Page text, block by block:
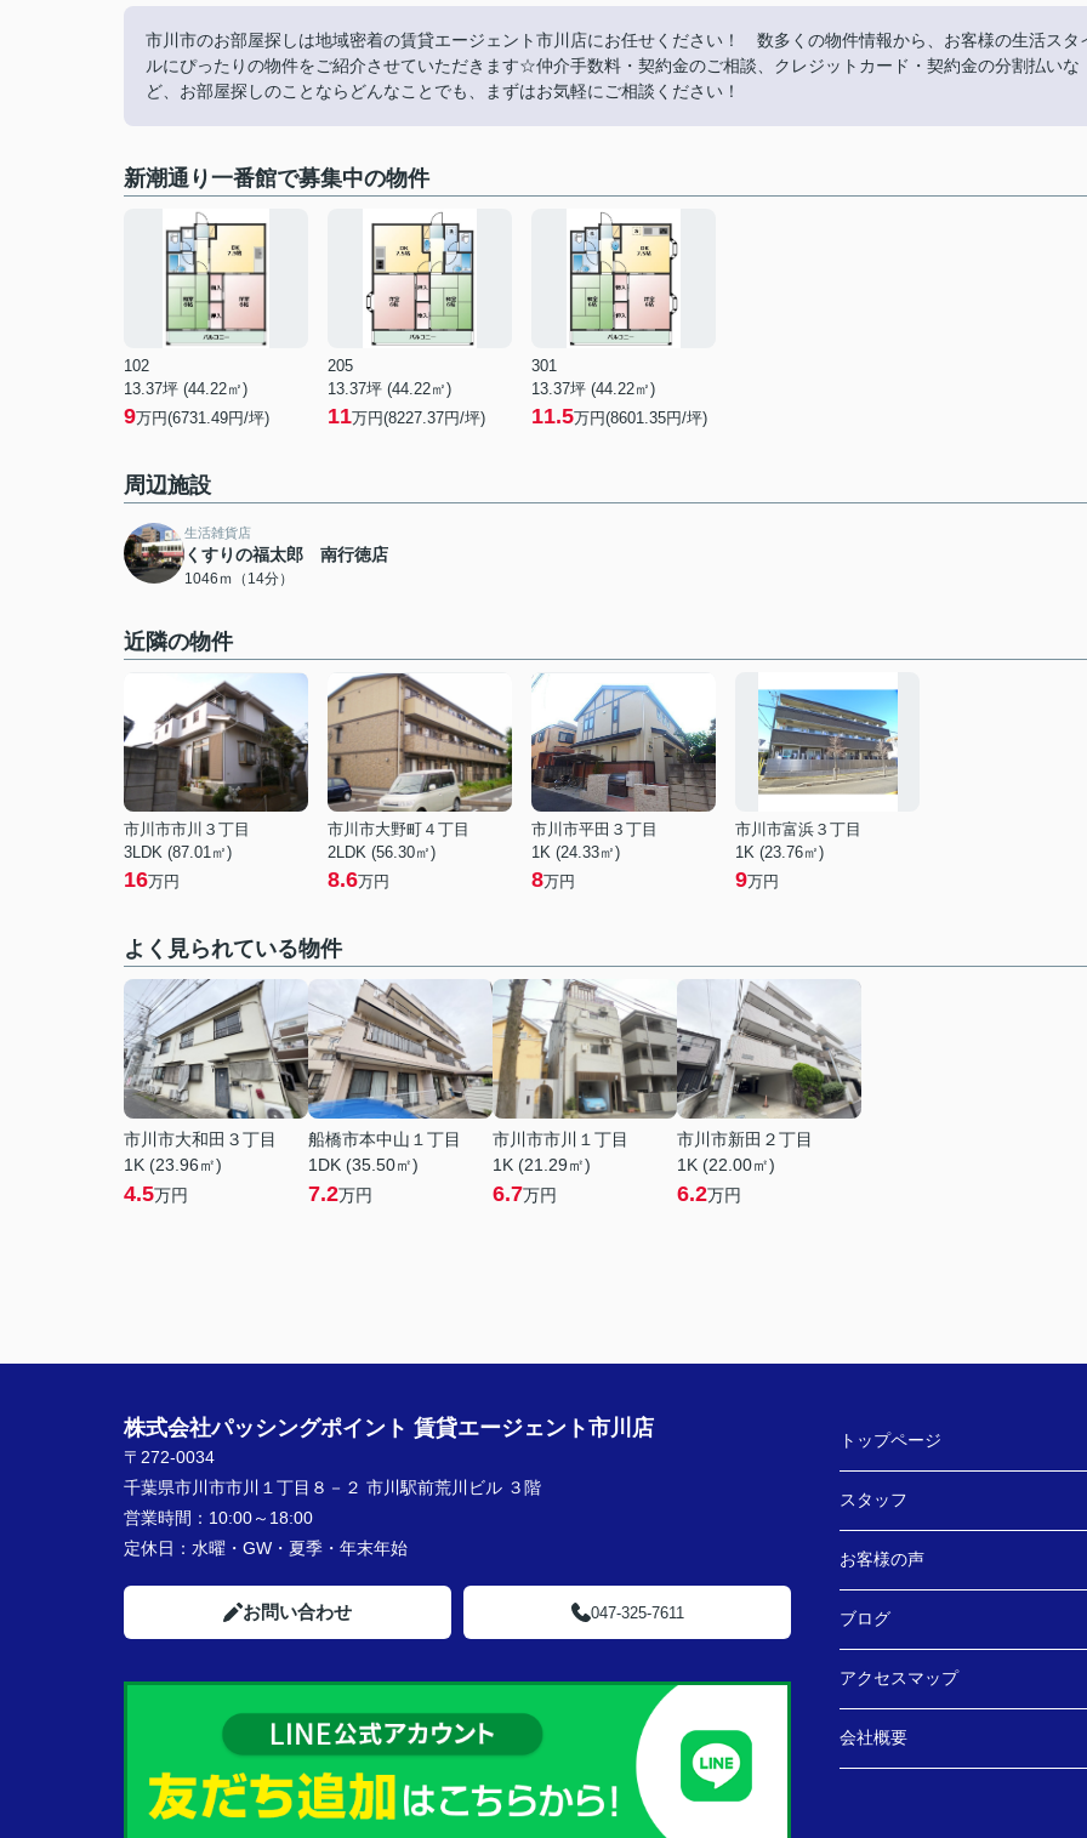
市川市のお部屋探しは地域密着の賃貸エージェント市川店にお任せください！ 数多くの物件情報から、お客様の生活スタ
ルにぴったりの物件をご紹介させていただきます☆仲介手数料・契約金のご相談、クレジットカード・契約金の分割払いな
ど、お部屋探しのことならどんなことでも、まずはお気軽にご相談ください！
新潮通り一番館で募集中の物件
102
13.37坪 (44.22㎡)
9万円(6731.49円/坪)
205
13.37坪 (44.22㎡)
11万円(8227.37円/坪)
301
13.37坪 (44.22㎡)
11.5万円(8601.35円/坪)
周辺施設
生活雑貨店
くすりの福太郎 南行徳店
1046ｍ（14分）
近隣の物件
市川市市川３丁目
3LDK (87.01㎡)
16万円
市川市大野町４丁目
2LDK (56.30㎡)
8.6万円
市川市平田３丁目
1K (24.33㎡)
8万円
市川市富浜３丁目
1K (23.76㎡)
9万円
よく見られている物件
市川市大和田３丁目
1K (23.96㎡)
4.5万円
船橋市本中山１丁目
1DK (35.50㎡)
7.2万円
市川市市川１丁目
1K (21.29㎡)
6.7万円
市川市新田２丁目
1K (22.00㎡)
6.2万円
株式会社パッシングポイント 賃貸エージェント市川店
〒272-0034
千葉県市川市市川１丁目８－２ 市川駅前荒川ビル ３階
営業時間： 10:00～18:00
定休日： 水曜・GW・夏季・年末年始
お問い合わせ 047-325-7611
トップページ
スタッフ
お客様の声
ブログ
アクセスマップ
会社概要